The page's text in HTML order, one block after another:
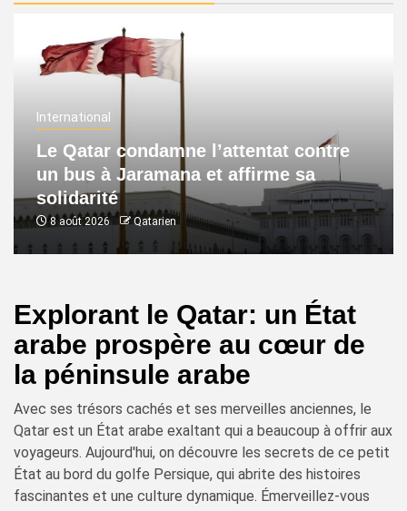
International
Le Qatar condamne l’attentat contre
un bus à Jaramana et affirme sa
solidarité
8 août 2026 Qatarien
Explorant le Qatar: un État
arabe prospère au cœur de
la péninsule arabe
Avec ses trésors cachés et ses merveilles anciennes, le
Qatar est un État arabe exaltant qui a beaucoup à offrir aux
voyageurs. Aujourd'hui, on découvre les secrets de ce petit
État au bord du golfe Persique, qui abrite des histoires
fascinantes et une culture dynamique. Émerveillez-vous